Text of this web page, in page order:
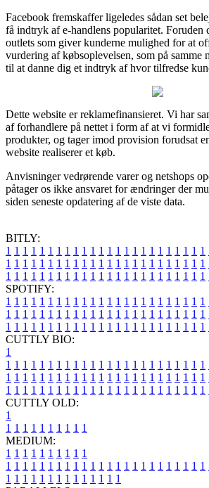
Facebook fremskaffer ligeledes sådan set
få indtryk af e-handlens popularitet. Foruden
outlets som giver kunderne mulighed for at
vurdering af købsoplevelsen, som på samme
til at danne dig et indtryk af hvor tilfredse
Dette website er reklamefinansieret. Vi har
af forhandlere på nettet i form af at vi
produkter, og tager imod provision forudsat
website realiserer et køb.
Anvisninger vedrørende varer og netshops
påtager os ikke ansvaret for ændringer der
siden seneste opdatering af de viste data.
BITLY:
1 1 1 1 1 1 1 1 1 1 1 1 1 1 1 1 1 1 1 1 1 1 1 1
1 1 1 1 1 1 1 1 1 1 1 1 1 1 1 1 1 1 1 1 1 1 1 1
1 1 1 1 1 1 1 1 1 1 1 1 1 1 1 1 1 1 1 1 1 1 1 1
SPOTIFY:
1 1 1 1 1 1 1 1 1 1 1 1 1 1 1 1 1 1 1 1 1 1 1 1
1 1 1 1 1 1 1 1 1 1 1 1 1 1 1 1 1 1 1 1 1 1 1 1
1 1 1 1 1 1 1 1 1 1 1 1 1 1 1 1 1 1 1 1 1 1 1 1
CUTTLY BIO:
1
1 1 1 1 1 1 1 1 1 1 1 1 1 1 1 1 1 1 1 1 1 1 1 1
1 1 1 1 1 1 1 1 1 1 1 1 1 1 1 1 1 1 1 1 1 1 1 1
1 1 1 1 1 1 1 1 1 1 1 1 1 1 1 1 1 1 1 1 1 1 1 1
CUTTLY OLD:
1
1 1 1 1 1 1 1 1 1 1
MEDIUM:
1 1 1 1 1 1 1 1 1 1
1 1 1 1 1 1 1 1 1 1 1 1 1 1 1 1 1 1 1 1 1 1 1 1
1 1 1 1 1 1 1 1 1 1 1 1 1 1